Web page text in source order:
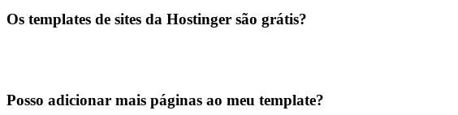
Os templates de sites da Hostinger são grátis?
Posso adicionar mais páginas ao meu template?